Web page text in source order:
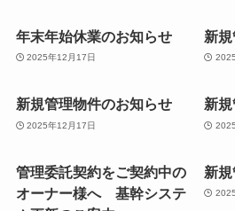
年末年始休業のお知らせ
2025年12月17日
新
新規管理物件のお知らせ
2025年12月17日
新
管理委託契約をご契約中の
オーナー様へ 基幹システ
新